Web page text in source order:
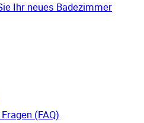
Ihr neues Badezimmer
(FAQ)